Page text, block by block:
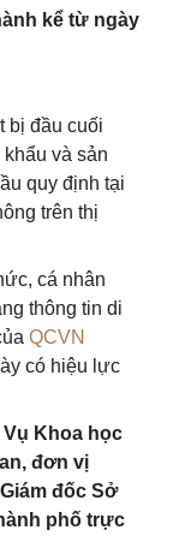
kể từ ngày
bị đầu cuối
và sản
quy định tại
trên thị
cá nhân
thông tin di
QCVN
có hiệu lực
Khoa học
đơn vị
đốc Sở
phố trực